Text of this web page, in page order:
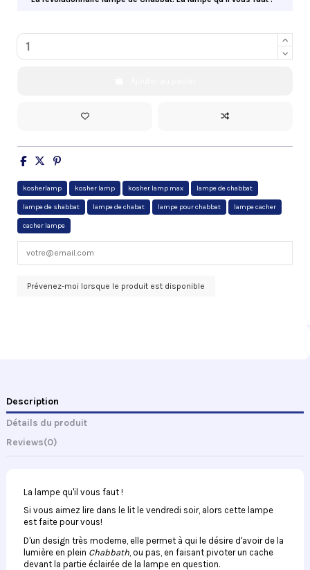
kosherlamp kosher lamp kosher lamp max lampe de chabbat
lampe de shabbat lampe de chabat lampe pour chabbat lampe cacher
cacher lampe
Description
Détails du produit
Reviews(0)
La lampe qu'il vous faut !
Si vous aimez lire dans le lit le vendredi soir, alors cette lampe
est faite pour vous!
D'un design très moderne, elle permet à qui le désire d'avoir de la
lumière en plein Chabbath , ou pas, en faisant pivoter un cache
devant la partie éclairée de la lampe en question.